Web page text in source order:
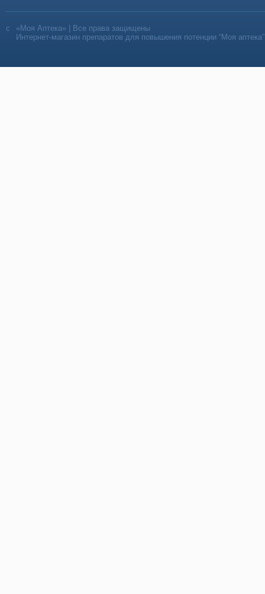
«Моя Аптека» | Все права защищены
Интернет-магазин препаратов для повышения потенции “Моя